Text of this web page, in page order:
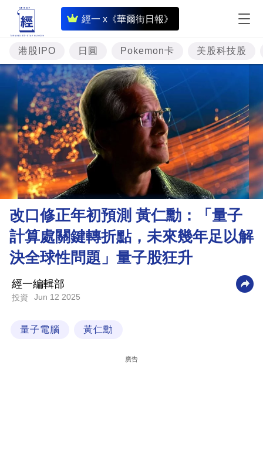
經一 x《華爾街日報》
即
時
財
經
專
題
投
資
樓
市
理
財
商
業
技
港股IPO 日圓 Pokemon卡 美股科技股
改口修正年初預測 黃仁勳：「量子
計算處關鍵轉折點，未來幾年足以解
決全球性問題」量子股狂升
經一編輯部
投資 Jun 12 2025
量子電腦 黃仁勳
廣告